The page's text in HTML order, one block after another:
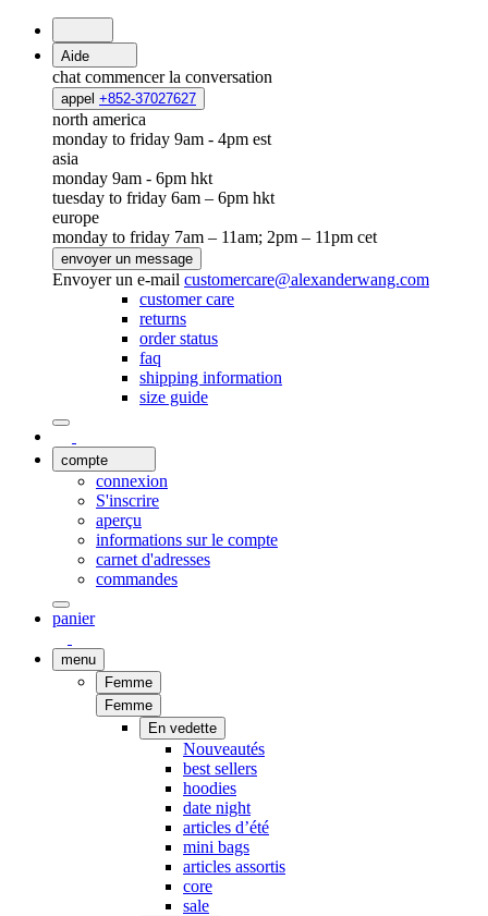
Aide
chat commencer la conversation
appel +852-37027627
north america
monday to friday 9am - 4pm est
asia
monday 9am - 6pm hkt
tuesday to friday 6am – 6pm hkt
europe
monday to friday 7am – 11am; 2pm – 11pm cet
envoyer un message
Envoyer un e-mail customercare@alexanderwang.com
customer care
returns
order status
faq
shipping information
size guide
compte
connexion
S'inscrire
aperçu
informations sur le compte
carnet d'adresses
commandes
panier
menu
Femme
Femme
En vedette
Nouveautés
best sellers
hoodies
date night
articles d’été
mini bags
articles assortis
core
sale